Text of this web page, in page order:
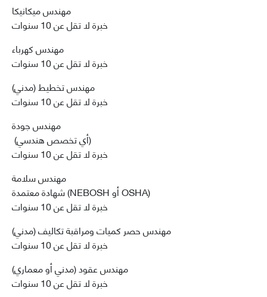
مهندس ميكانيكا
خبرة لا تقل عن 10 سنوات
مهندس كهرباء
خبرة لا تقل عن 10 سنوات
مهندس تخطيط (مدني)
خبرة لا تقل عن 10 سنوات
مهندس جودة
(أي تخصص هندسي)
خبرة لا تقل عن 10 سنوات
مهندس سلامة
شهادة معتمدة (NEBOSH أو OSHA)
خبرة لا تقل عن 10 سنوات
مهندس حصر كميات ومراقبة تكاليف (مدني)
خبرة لا تقل عن 10 سنوات
مهندس عقود (مدني أو معماري)
خبرة لا تقل عن 10 سنوات